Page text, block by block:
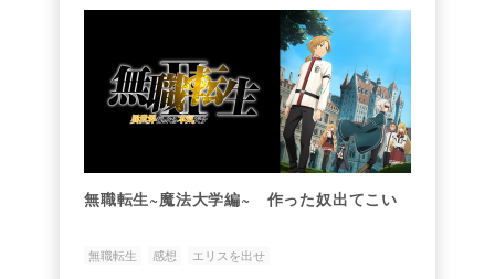
無職転生~魔法大学編~ 作った奴出てこい
無職転生 感想 エリスを出せ